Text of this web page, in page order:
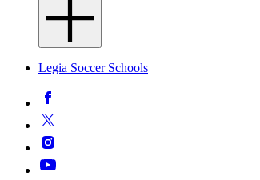
Legia Soccer Schools